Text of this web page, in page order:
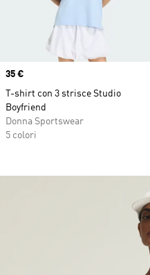
Price
35 €
T-shirt con 3 strisce Studio
Boyfriend
Donna Sportswear
5 colori